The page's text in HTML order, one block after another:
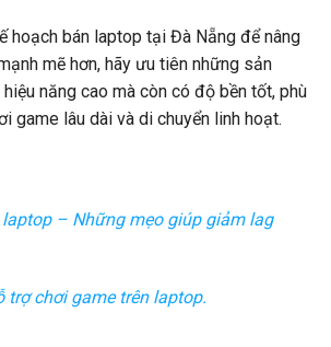
hoạch bán laptop tại Đà Nẵng để nâng
mẽ hơn, hãy ưu tiên những sản
năng cao mà còn có độ bền tốt, phù
game lâu dài và di chuyển linh hoạt.
laptop – Những mẹo giúp giảm lag
trợ chơi game trên laptop.